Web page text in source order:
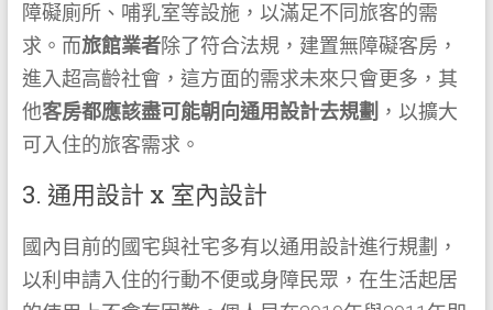
障礙廁所、哺乳室等設施，以滿足不同旅客的需
求。而旅館業者除了符合法規，建置無障礙客房，
進入超高齡社會，這方面的需求未來只會更多，其
他客房都應該盡可能朝向通用設計去規劃 ，以擴大
可入住的旅客需求。
3. 通用設計 x 室內設計
國內目前的國宅與社宅多有以通用設計進行規劃，
以利申請入住的行動不便或身障民眾，在生活起居